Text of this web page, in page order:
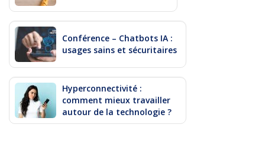
Conférence – Chatbots IA :
usages sains et sécuritaires
Hyperconnectivité :
comment mieux travailler
autour de la technologie ?